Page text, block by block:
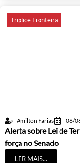
Tríplice Fronteira
Amilton Farias 06/
Alerta sobre Lei de
força no Senado
LER MAIS...